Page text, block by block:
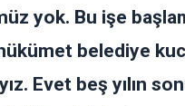
yok. Bu işe
belediye
Evet beş yılın